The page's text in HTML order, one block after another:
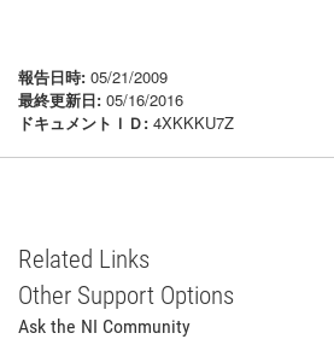
報告日時: 05/21/2009
最終更新日: 05/16/2016
ドキュメントＩＤ: 4XKKKU7Z
Related Links
Other Support Options
Ask the NI Community